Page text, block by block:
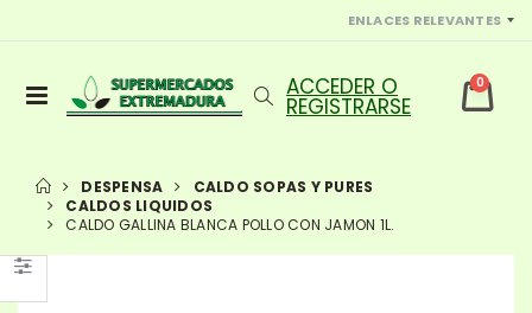
ENLACES RELEVANTES
0
DESPENSA
CALDO SOPAS Y PURES
CALDOS LIQUIDOS
CALDO GALLINA BLANCA POLLO CON JAMON 1L.